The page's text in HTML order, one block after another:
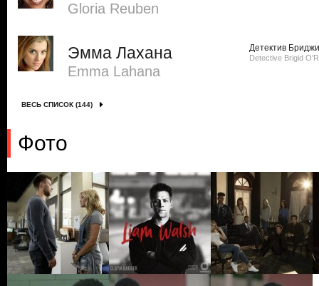
Gloria Reuben
Эмма Лахана
Emma Lahana
Детектив
Detective Brigid
ВЕСЬ СПИСОК (144)
Фото